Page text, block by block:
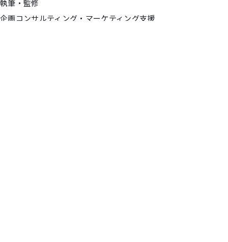
執筆・監修
企画コンサルティング・マーケティング支援